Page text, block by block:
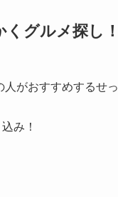
くグルメ探し！
がおすすめするせっ
み！